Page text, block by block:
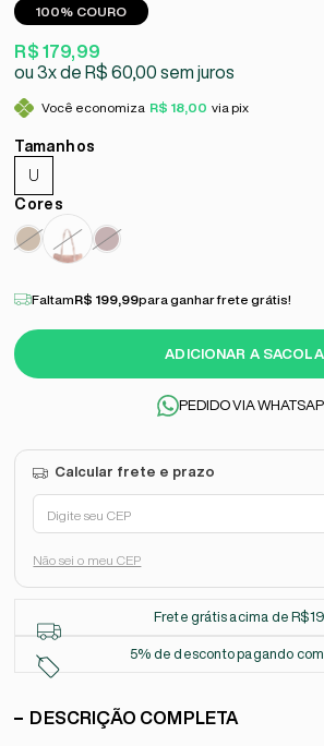
100% COURO
R$ 179,99
3x
R$ 60,00sem juros
Você economiza R$ 18,00 via pix
U
ADICIONAR A SACOLA
FaltamR$ 199,99para ganhar frete grátis!
PEDIDO VIA
Não sei o meu CEP
Frete grátis acima de
5% de desconto pagando com
DESCRIÇÃO COMPLETA